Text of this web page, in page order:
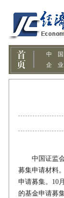
中国证监会
募集申请材料
申请募集。10
的基金申请募集